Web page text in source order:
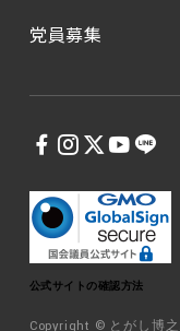
党員募集
公式サイトの確認方法
Copyright © とがし博